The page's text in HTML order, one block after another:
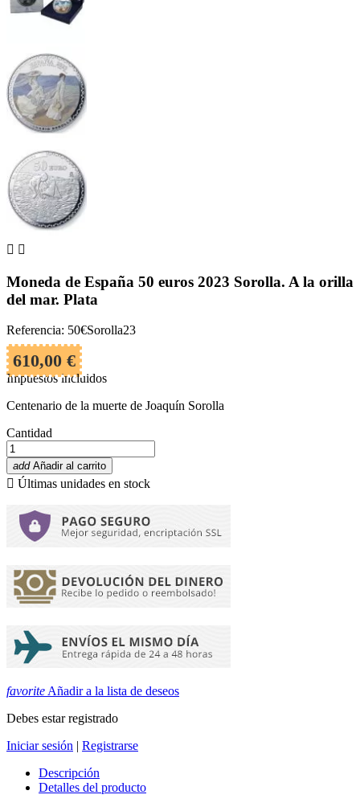
 
Moneda de España 50 euros 2023 Sorolla. A la orilla
del mar. Plata
Referencia: 50€Sorolla23
610,00 €
Impuestos incluidos
Centenario de la muerte de Joaquín Sorolla
Cantidad
add Añadir al carrito
 Últimas unidades en stock
favorite Añadir a la lista de deseos
Debes estar registrado
Iniciar sesión | Registrarse
Descripción
Detalles del producto